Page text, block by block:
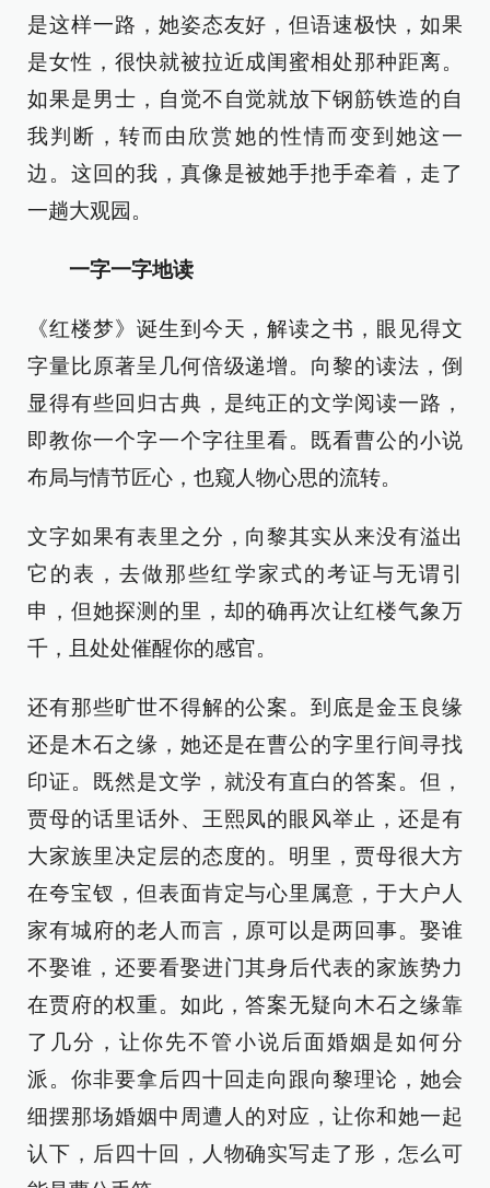
是这样一路，她姿态友好，但语速极快，如果
是女性，很快就被拉近成闺蜜相处那种距离。
如果是男士，自觉不自觉就放下钢筋铁造的自
我判断，转而由欣赏她的性情而变到她这一
边。这回的我，真像是被她手扡手牵着，走了
一趟大观园。
一字一字地读
《红楼梦》诞生到今天，解读之书，眼见得文
字量比原著呈几何倍级递增。向黎的读法，倒
显得有些回归古典，是纯正的文学阅读一路，
即教你一个字一个字往里看。既看曹公的小说
布局与情节匠心，也窥人物心思的流转。
文字如果有表里之分，向黎其实从来没有溢出
它的表，去做那些红学家式的考证与无谓引
申，但她探测的里，却的确再次让红楼气象万
千，且处处催醒你的感官。
还有那些旷世不得解的公案。到底是金玉良缘
还是木石之缘，她还是在曹公的字里行间寻找
印证。既然是文学，就没有直白的答案。但，
贾母的话里话外、王熙凤的眼风举止，还是有
大家族里决定层的态度的。明里，贾母很大方
在夸宝钗，但表面肯定与心里属意，于大户人
家有城府的老人而言，原可以是两回事。娶谁
不娶谁，还要看娶进门其身后代表的家族势力
在贾府的权重。如此，答案无疑向木石之缘靠
了几分，让你先不管小说后面婚姻是如何分
派。你非要拿后四十回走向跟向黎理论，她会
细摆那场婚姻中周遭人的对应，让你和她一起
认下，后四十回，人物确实写走了形，怎么可